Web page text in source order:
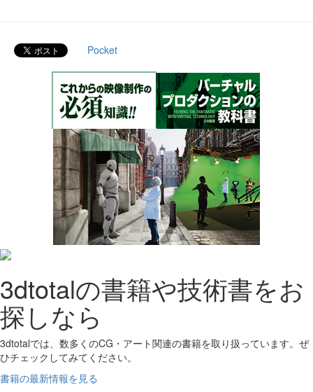
Pocket
3dtotalの書籍や技術書をお
探しなら
3dtotalでは、数多くのCG・アート関連の書籍を取り扱っています。ぜ
ひチェックしてみてください。
書籍の最新情報を見る